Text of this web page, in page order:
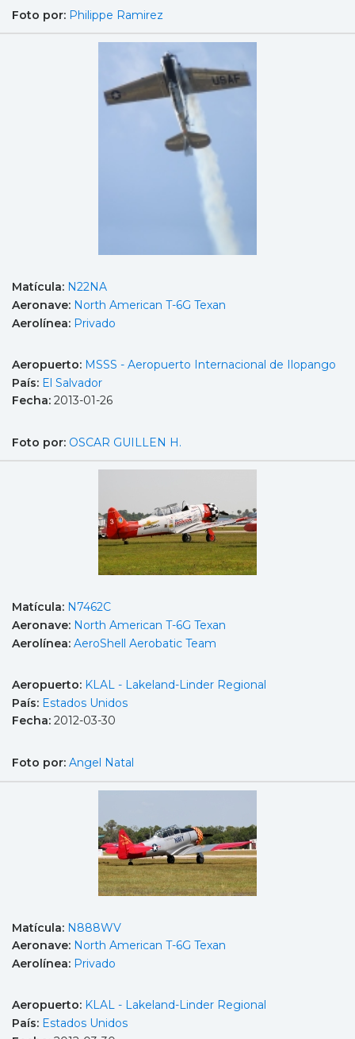
Foto por: Philippe Ramirez
Matícula: N22NA
Aeronave: North American T-6G Texan
Aerolínea: Privado
Aeropuerto: MSSS - Aeropuerto Internacional de Ilopango
País: El Salvador
Fecha: 2013-01-26
Foto por: OSCAR GUILLEN H.
Matícula: N7462C
Aeronave: North American T-6G Texan
Aerolínea: AeroShell Aerobatic Team
Aeropuerto: KLAL - Lakeland-Linder Regional
País: Estados Unidos
Fecha: 2012-03-30
Foto por: Angel Natal
Matícula: N888WV
Aeronave: North American T-6G Texan
Aerolínea: Privado
Aeropuerto: KLAL - Lakeland-Linder Regional
País: Estados Unidos